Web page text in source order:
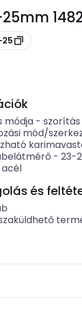
módja- szorítás
mód/
- 23-
acél
és